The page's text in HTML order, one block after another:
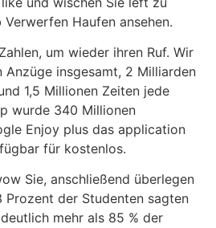
Haufen ansehen.
um wieder ihren Ruf. Wir
Anzüge insgesamt, 2 Milliarden
1,5 Millionen Zeiten jede
wurde 340 Millionen
Enjoy plus das application
für kostenlos.
Sie, anschließend überlegen
Prozent der Studenten sagten
mehr als 85 % der